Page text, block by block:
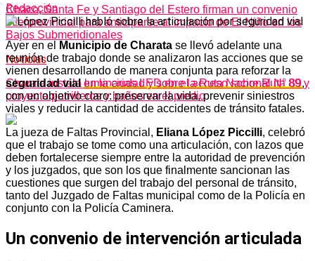
Chaco, Santa Fe y Santiago del Estero firman un convenio
interprovincial para anticiparse al impacto de El Niño en los
Bajos Submeridionales
Noticias
Charata instala luminarias LED en el acceso sobre Ruta 89 y
proyecta parrilleros y baños en el predio
Redacción
Ayer en el Municipio de Charata se llevó adelante una
reunión de trabajo donde se analizaron las acciones que se
vienen desarrollando de manera conjunta para reforzar la
seguridad vial en la ciudad y sobre la Ruta Nacional N° 89,
con un objetivo claro: preservar la vida, prevenir siniestros
viales y reducir la cantidad de accidentes de tránsito fatales.
La jueza de Faltas Provincial, Eliana López Piccilli, celebró
que el trabajo se tome como una articulación, con lazos que
deben fortalecerse siempre entre la autoridad de prevención
y los juzgados, que son los que finalmente sancionan las
cuestiones que surgen del trabajo del personal de tránsito,
tanto del Juzgado de Faltas municipal como de la Policía en
conjunto con la Policía Caminera.
Un convenio de intervención articulada